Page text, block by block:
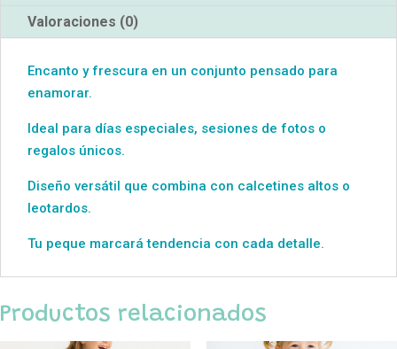
Valoraciones (0)
Encanto y frescura en un conjunto pensado para
enamorar.
Ideal para días especiales, sesiones de fotos o
regalos únicos.
Diseño versátil que combina con calcetines altos o
leotardos.
Tu peque marcará tendencia con cada detalle.
Productos relacionados